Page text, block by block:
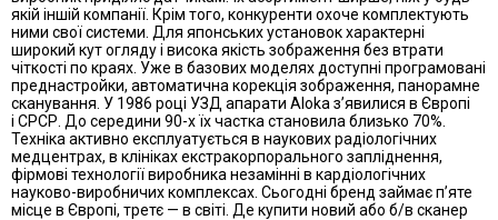
якій іншій компанії. Крім того, конкуренти охоче комплектують
ними свої системи. Для японських установок характерні
широкий кут огляду і висока якість зображення без втрати
чіткості по краях. Уже в базових моделях доступні програмовані
преднастройки, автоматична корекція зображення, панорамне
сканування. У 1986 році УЗД апарати Aloka з’явилися в Європі
і СРСР. До середини 90-х їх частка становила близько 70%.
Техніка активно експлуатується в наукових радіологічних
медцентрах, в клініках екстракорпорального запліднення,
фірмові технології виробника незамінні в кардіологічних
науково-виробничих комплексах. Сьогодні бренд займає п’яте
місце в Європі, третє — в світі. Де купити новий або б/в сканер